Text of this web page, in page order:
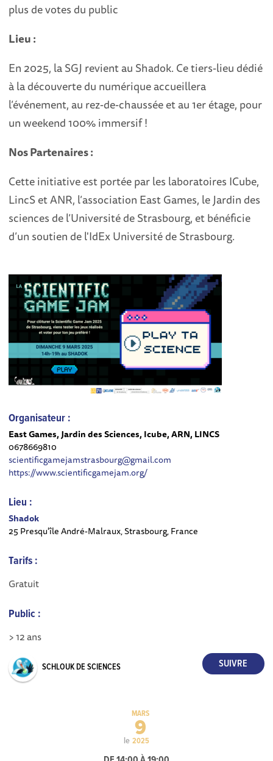
plus de votes du public
Lieu :
En 2025, la SGJ revient au Shadok. Ce tiers-lieu dédié
à la découverte du numérique accueillera
l’événement, au rez-de-chaussée et au 1er étage, pour
un weekend 100% immersif !
Nos Partenaires :
Cette initiative est portée par les laboratoires ICube,
LincS et ANR, l’association East Games, le Jardin des
sciences de l’Université de Strasbourg, et bénéficie
d’un soutien de l'IdEx Université de Strasbourg.
Organisateur :
East Games, Jardin des Sciences, Icube, ARN, LINCS
0678669810
scientificgamejamstrasbourg@gmail.com
https://www.scientificgamejam.org/
Lieu :
Shadok
25 Presqu'île André-Malraux, Strasbourg, France
Tarifs :
Gratuit
Public :
> 12 ans
SCHLOUK DE SCIENCES
le
MARS
9
2025